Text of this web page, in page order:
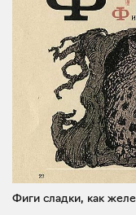
Фиги сладки, как